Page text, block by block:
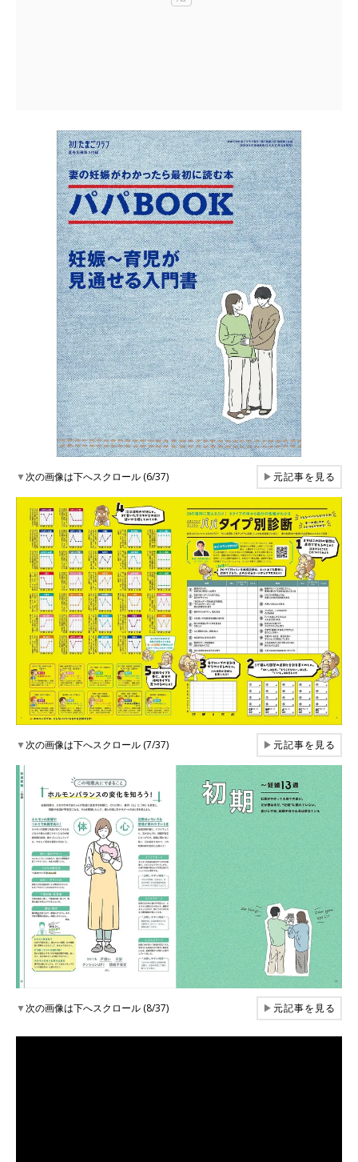
▼次の画像は下へスクロール (6/37) ▶元記事を見る
▼次の画像は下へスクロール (7/37) ▶元記事を見る
▼次の画像は下へスクロール (8/37) ▶元記事を見る